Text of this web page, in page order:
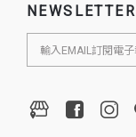
NEWSLETTER